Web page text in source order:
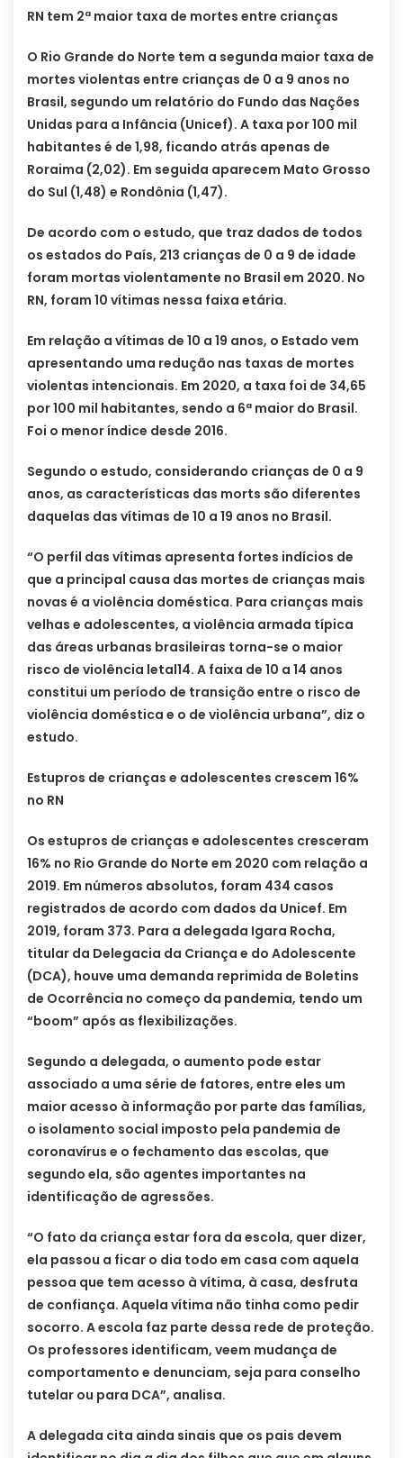
RN tem 2ª maior taxa de mortes entre crianças
O Rio Grande do Norte tem a segunda maior taxa de
mortes violentas entre crianças de 0 a 9 anos no
Brasil, segundo um relatório do Fundo das Nações
Unidas para a Infância (Unicef). A taxa por 100 mil
habitantes é de 1,98, ficando atrás apenas de
Roraima (2,02). Em seguida aparecem Mato Grosso
do Sul (1,48) e Rondônia (1,47).
De acordo com o estudo, que traz dados de todos
os estados do País, 213 crianças de 0 a 9 de idade
foram mortas violentamente no Brasil em 2020. No
RN, foram 10 vítimas nessa faixa etária.
Em relação a vítimas de 10 a 19 anos, o Estado vem
apresentando uma redução nas taxas de mortes
violentas intencionais. Em 2020, a taxa foi de 34,65
por 100 mil habitantes, sendo a 6ª maior do Brasil.
Foi o menor índice desde 2016.
Segundo o estudo, considerando crianças de 0 a 9
anos, as características das morts são diferentes
daquelas das vítimas de 10 a 19 anos no Brasil.
“O perfil das vítimas apresenta fortes indícios de
que a principal causa das mortes de crianças mais
novas é a violência doméstica. Para crianças mais
velhas e adolescentes, a violência armada típica
das áreas urbanas brasileiras torna-se o maior
risco de violência letal14. A faixa de 10 a 14 anos
constitui um período de transição entre o risco de
violência doméstica e o de violência urbana”, diz o
estudo.
Estupros de crianças e adolescentes crescem 16%
no RN
Os estupros de crianças e adolescentes cresceram
16% no Rio Grande do Norte em 2020 com relação a
2019. Em números absolutos, foram 434 casos
registrados de acordo com dados da Unicef. Em
2019, foram 373. Para a delegada Igara Rocha,
titular da Delegacia da Criança e do Adolescente
(DCA), houve uma demanda reprimida de Boletins
de Ocorrência no começo da pandemia, tendo um
“boom” após as flexibilizações.
Segundo a delegada, o aumento pode estar
associado a uma série de fatores, entre eles um
maior acesso à informação por parte das famílias,
o isolamento social imposto pela pandemia de
coronavírus e o fechamento das escolas, que
segundo ela, são agentes importantes na
identificação de agressões.
“O fato da criança estar fora da escola, quer dizer,
ela passou a ficar o dia todo em casa com aquela
pessoa que tem acesso à vítima, à casa, desfruta
de confiança. Aquela vítima não tinha como pedir
socorro. A escola faz parte dessa rede de proteção.
Os professores identificam, veem mudança de
comportamento e denunciam, seja para conselho
tutelar ou para DCA”, analisa.
A delegada cita ainda sinais que os pais devem